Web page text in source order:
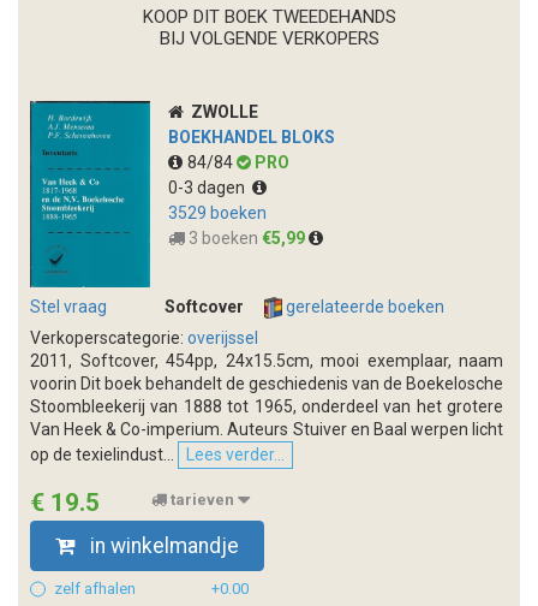
KOOP DIT BOEK TWEEDEHANDS
BIJ VOLGENDE VERKOPERS
ZWOLLE
BOEKHANDEL BLOKS
84/84
PRO
0-3 dagen
3529 boeken
3 boeken €5,99
Stel vraag Softcover
gerelateerde boeken
Verkoperscategorie: overijssel
2011, Softcover, 454pp, 24x15.5cm, mooi exemplaar, naam
voorin Dit boek behandelt de geschiedenis van de Boekelosche
Stoombleekerij van 1888 tot 1965, onderdeel van het grotere
Van Heek & Co-imperium. Auteurs Stuiver en Baal werpen licht
op de texielindust...
Lees verder...
€ 19.5 tarieven
in winkelmandje
zelf afhalen
+0.00